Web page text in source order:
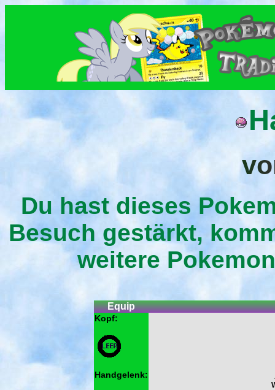
Du hast dieses
Besuch gestärkt,
weitere
Equip
Kopf:
Handgelenk: